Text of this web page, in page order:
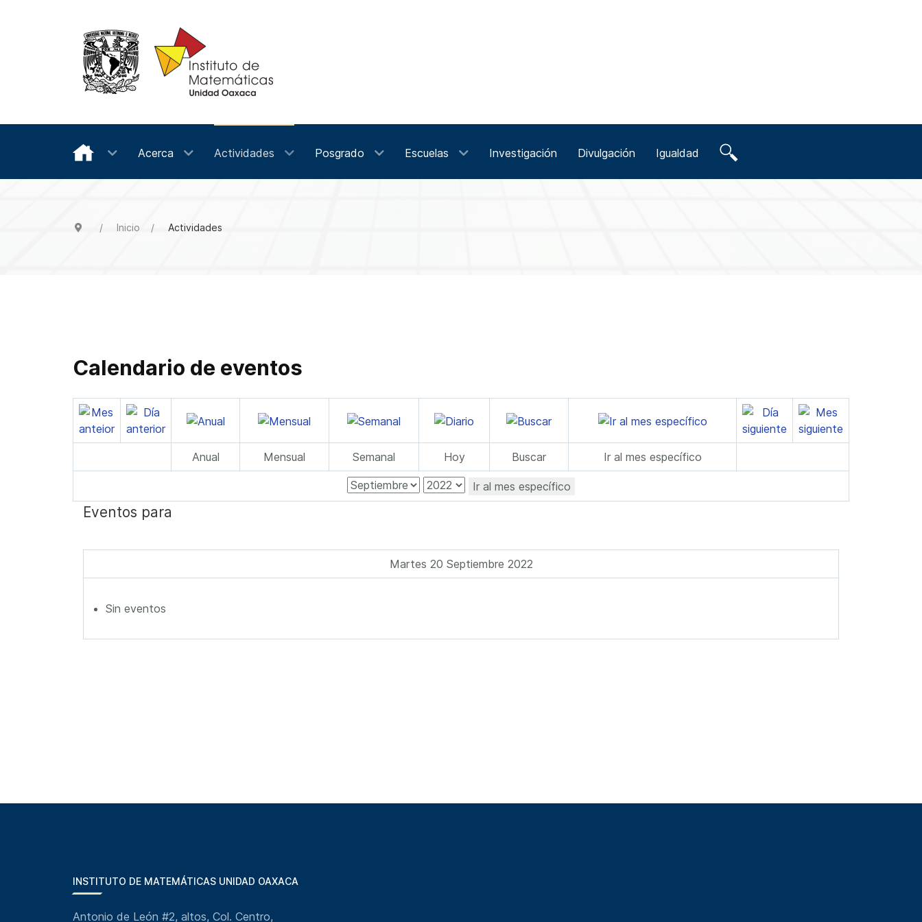
Acerca Actividades Posgrado Escuelas Investigación Divulgación Igualdad
Inicio Actividades
Calendario de eventos
Anual Mensual Semanal Hoy Buscar Ir al mes específico
Ir al mes específico
Eventos para
Martes 20 Septiembre 2022
Sin eventos
INSTITUTO DE MATEMÁTICAS UNIDAD OAXACA
Antonio de León #2, altos, Col. Centro,